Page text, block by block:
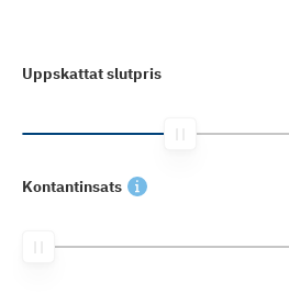
Uppskattat slutpris
Kontantinsats